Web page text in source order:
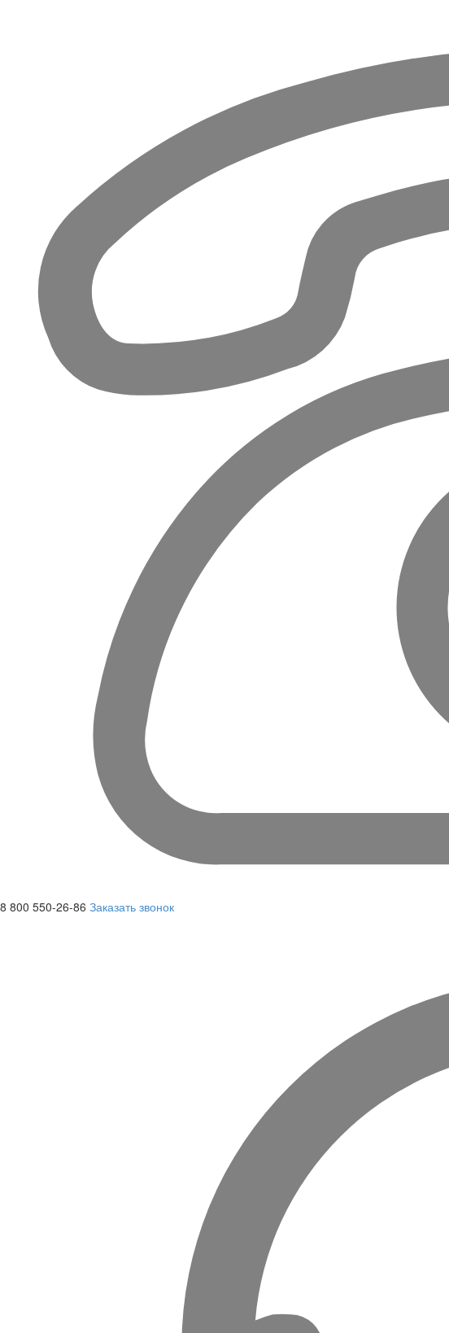
8 800 550-26-86 Заказать звонок